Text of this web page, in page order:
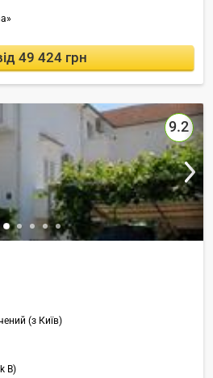
49 424 грн
9.2
(з Київ)
B)